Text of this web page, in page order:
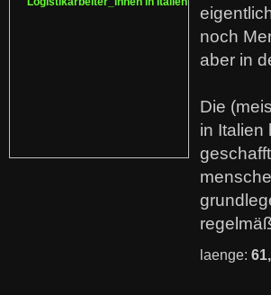
noch
aber in
Die
in Italien
laenge: